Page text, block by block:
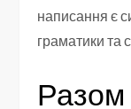
написання є
граматики та
Разом